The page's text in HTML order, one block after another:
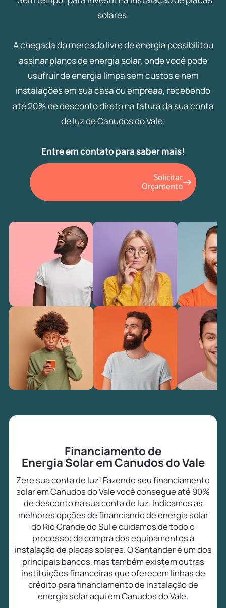
solares.
A chegada do mercado livre de energia possibilitou
assinar planos de energia solar, onde você pode
usufruir de energia limpa sem custos e nem
instalações em sua casa ou empreaa, recebendo
até 20% de desconto direto na fatura da sua conta
de luz de Canudos do Vale.
Entre em contato para saber mais!
Solicitar
Orçamento
Financiamento de
Energia Solar em Canudos do Vale
Zere sua conta de luz! Fazendo seu financiamento
solar em Canudos do Vale você consegue até 90%
de desconto na sua conta de luz. Indicamos as
melhores opções de financiando de energia solar
do Rio Grande do Sul e cuidamos de todo o
processo: da compra dos equipamentos à
instalação de placas solares. O Santander é um dos
principais bancos, mas também existem outras
instituições financeiras que oferecem linhas de
crédito para financiamento de instalação de
energia solar aqui em Canudos do Vale.